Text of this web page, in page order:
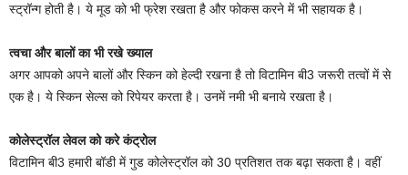
स्ट्रॉन्ग होती है। ये मूड को भी फ्रेश रखता है और फोकस करने में भी सहायक है।
त्वचा और बालों का भी रखे ख्याल
अगर आपको अपने बालों और स्किन को हेल्दी रखना है तो विटामिन बी3 जरूरी तत्वों में से
एक है। ये स्किन सेल्स को रिपेयर करता है। उनमें नमी भी बनाये रखता है।
कोलेस्ट्रॉल लेवल को करे कंट्रोल
विटामिन बी3 हमारी बॉडी में गुड कोलेस्ट्रॉल को 30 प्रत‍िशत तक बढ़ा सकता है। वहीं